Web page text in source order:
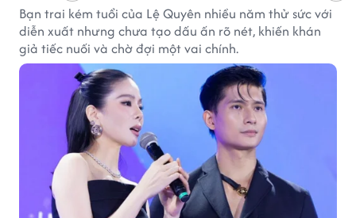
Bạn trai kém tuổi của Lệ Quyên nhiều năm thử sức với
diễn xuất nhưng chưa tạo dấu ấn rõ nét, khiến khán
giả tiếc nuối và chờ đợi một vai chính.